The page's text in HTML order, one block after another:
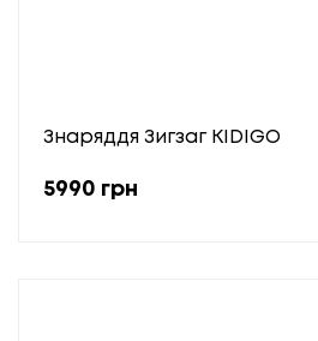
Знаряддя Зигзаг KIDIGO
5990 грн